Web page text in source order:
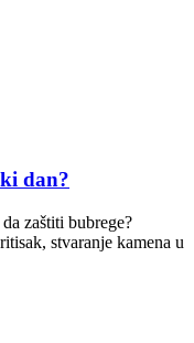
dan?
zaštiti bubrege?
stvaranje kamena u